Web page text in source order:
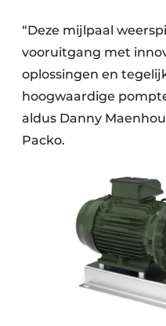
“Deze mijlpaal
vooruitgang met
oplossingen en
hoogwaardige
aldus Danny
Packo.